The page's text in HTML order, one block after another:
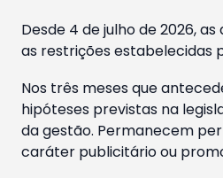
Desde 4 de julho de 2026,
as restrições estabelecidas
Nos três meses que
hipóteses previstas na
da gestão. Permanecem
caráter publicitário ou